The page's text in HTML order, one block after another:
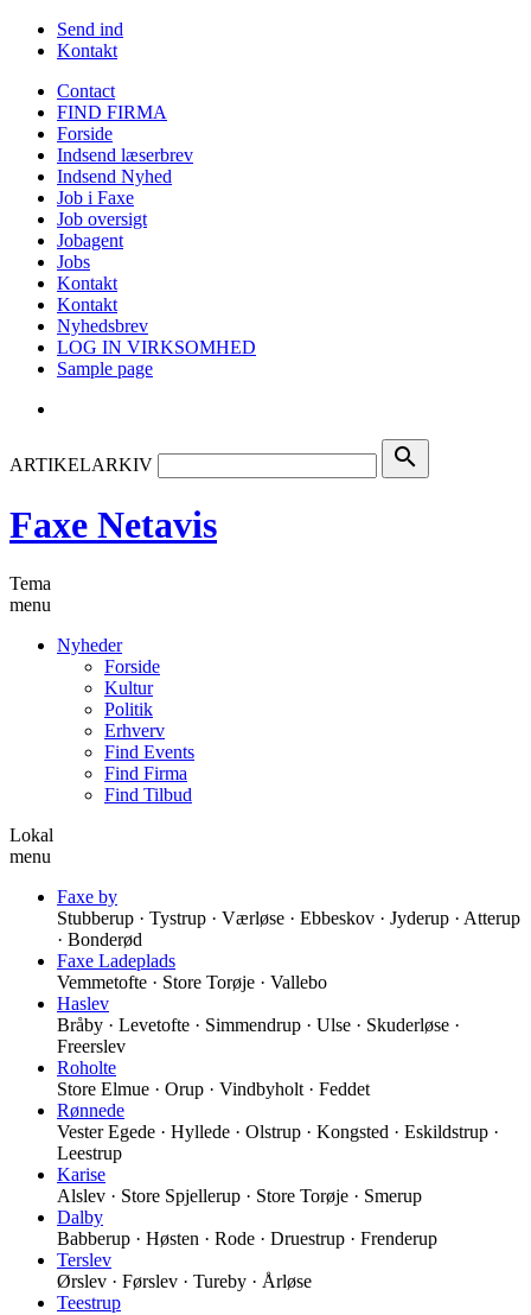
Send ind
Kontakt
Contact
FIND FIRMA
Forside
Indsend læserbrev
Indsend Nyhed
Job i Faxe
Job oversigt
Jobagent
Jobs
Kontakt
Kontakt
Nyhedsbrev
LOG IN VIRKSOMHED
Sample page
ARTIKELARKIV search
Faxe Netavis
Tema
menu
Nyheder
Forside
Kultur
Politik
Erhverv
Find Events
Find Firma
Find Tilbud
Lokal
menu
Faxe by
Stubberup · Tystrup · Værløse · Ebbeskov · Jyderup · Atterup
· Bonderød
Faxe Ladeplads
Vemmetofte · Store Torøje · Vallebo
Haslev
Bråby · Levetofte · Simmendrup · Ulse · Skuderløse ·
Freerslev
Roholte
Store Elmue · Orup · Vindbyholt · Feddet
Rønnede
Vester Egede · Hyllede · Olstrup · Kongsted · Eskildstrup ·
Leestrup
Karise
Alslev · Store Spjellerup · Store Torøje · Smerup
Dalby
Babberup · Høsten · Rode · Druestrup · Frenderup
Terslev
Ørslev · Førslev · Tureby · Årløse
Teestrup